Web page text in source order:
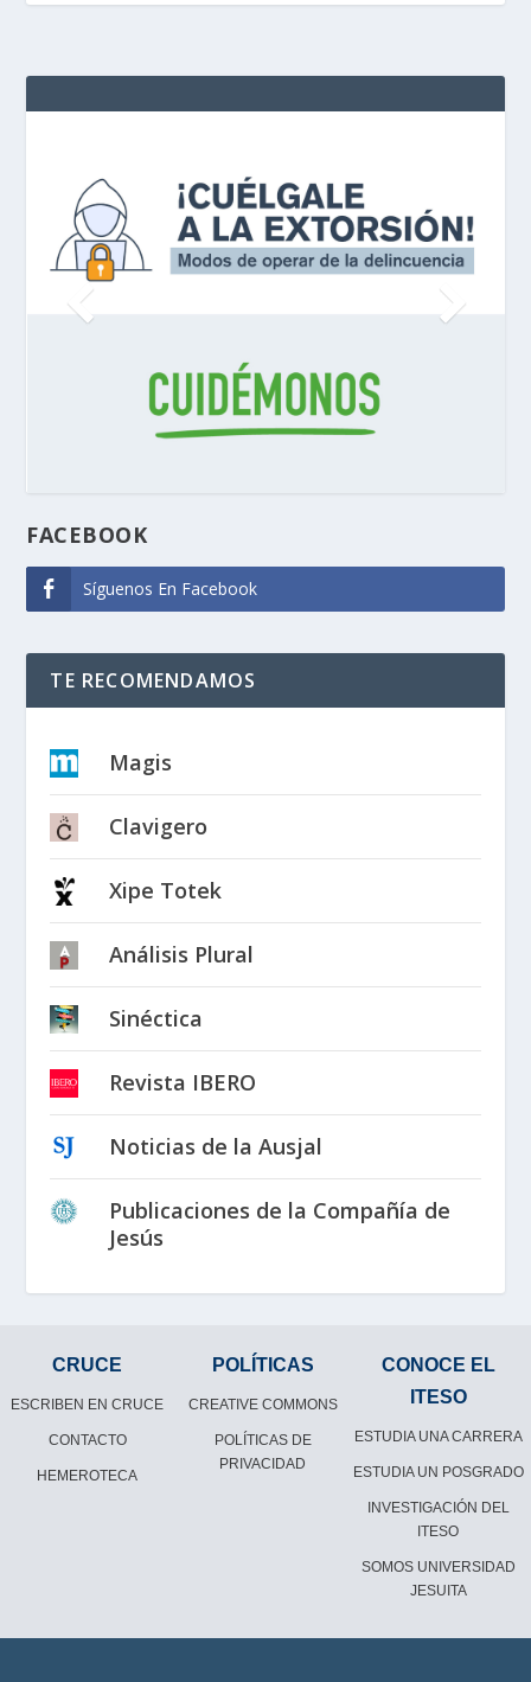
FACEBOOK
Síguenos En Facebook
TE RECOMENDAMOS
Magis
Clavigero
Xipe Totek
Análisis Plural
Sinéctica
Revista IBERO
Noticias de la Ausjal
Publicaciones de la Compañía de
Jesús
CRUCE
ESCRIBEN EN CRUCE
CONTACTO
HEMEROTECA
POLÍTICAS
CREATIVE COMMONS
POLÍTICAS DE
PRIVACIDAD
CONOCE EL
ITESO
ESTUDIA UNA CARRERA
ESTUDIA UN POSGRADO
INVESTIGACIÓN DEL
ITESO
SOMOS UNIVERSIDAD
JESUITA